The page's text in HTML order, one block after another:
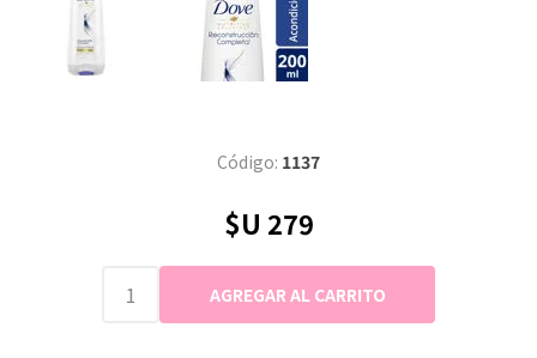
Código: 1137
$U 279